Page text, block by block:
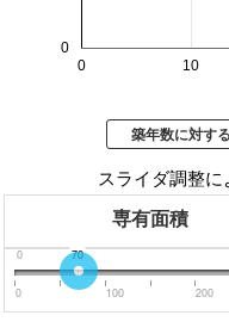
0 10
0
築年数に対す
スライダ調整
専有面積
0 70
0 100 200